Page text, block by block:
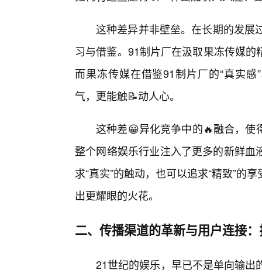
这种差异并非壁垒。在长期的发展
习与借鉴。91制片厂在汲取果冻传媒
而果冻传媒在借鉴91制片厂的“真实
气，更能触📝动人心。
这种差😀异化竞争中的🔥融合，使
整个网络娱乐行业注入了更多的新鲜
求“真实”的触动，也可以追求“精致”的
出更耀眼的火花。
二、传播渠道的革新与用户连接
21世纪的娱乐，早已不是单向输